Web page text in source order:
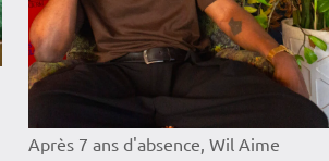
Après 7 ans d'absence, Wil Aime